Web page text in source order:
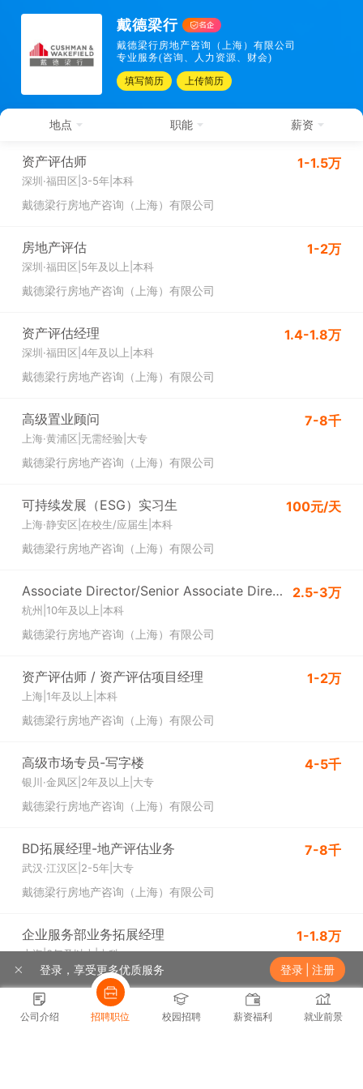
戴德梁行
戴德梁行房地产咨询（上海）有限公司
专业服务(咨询、人力资源、财会)
填写简历 上传简历
地点 职能 薪资
资产评估师
深圳·福田区 3-5年 本科
戴德梁行房地产咨询（上海）有限公司
1-1.5万
房地产评估
深圳·福田区 5年及以上 本科
戴德梁行房地产咨询（上海）有限公司
1-2万
资产评估经理
深圳·福田区 4年及以上 本科
戴德梁行房地产咨询（上海）有限公司
1.4-1.8万
高级置业顾问
上海·黄浦区 无需经验 大专
戴德梁行房地产咨询（上海）有限公司
7-8千
可持续发展（ESG）实习生
上海·静安区 在校生/应届生 本科
戴德梁行房地产咨询（上海）有限公司
100元/天
Associate Director/Senior Associate Director
杭州 10年及以上 本科
戴德梁行房地产咨询（上海）有限公司
2.5-3万
资产评估师 / 资产评估项目经理
上海 1年及以上 本科
戴德梁行房地产咨询（上海）有限公司
1-2万
高级市场专员-写字楼
银川·金凤区 2年及以上 大专
戴德梁行房地产咨询（上海）有限公司
4-5千
BD拓展经理-地产评估业务
武汉·江汉区 2-5年 大专
戴德梁行房地产咨询（上海）有限公司
7-8千
企业服务部业务拓展经理
上海|3年及以上|本科
戴德梁行房地产咨询（上海）有限公司
1-1.8万
登录，享受更多优质服务 登录 注册
公司介绍 招聘职位 校园招聘 薪资福利 就业前景